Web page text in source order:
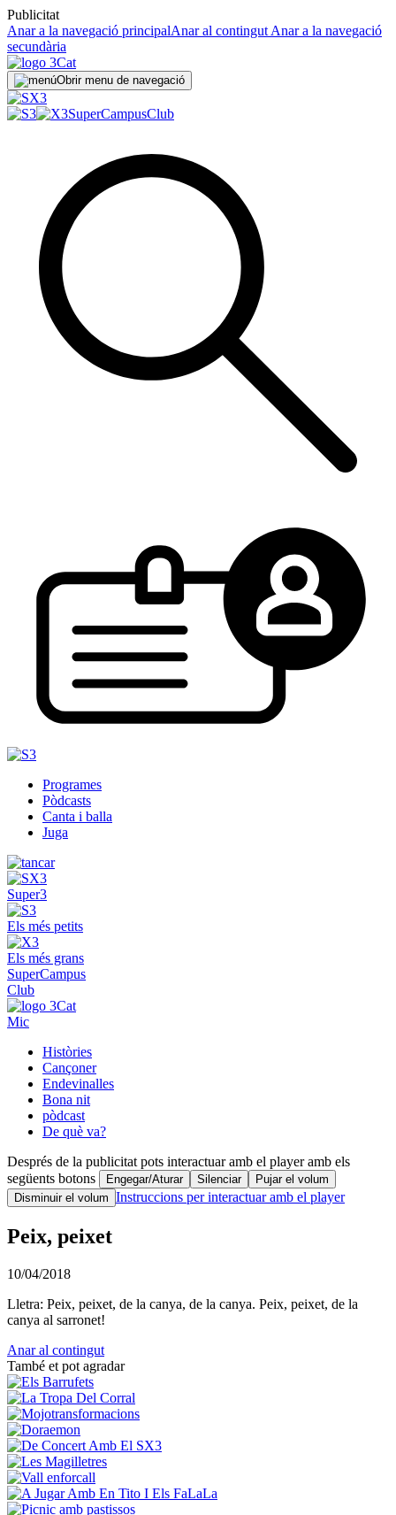
Publicitat
Anar a la navegació principalAnar al contingut Anar a la navegació
secundària
Obrir menu de navegació
SuperCampusClub
Programes
Pòdcasts
Canta i balla
Juga
Super3
Els més petits
Els més grans
SuperCampus
Club
Mic
Històries
Cançoner
Endevinalles
Bona nit
pòdcast
De què va?
Després de la publicitat pots interactuar amb el player amb els
següents botons
Engegar/Aturar Silenciar
Pujar el volum
Disminuir el volum Instruccions per interactuar amb el player
Peix, peixet
10/04/2018
Lletra: Peix, peixet, de la canya, de la canya. Peix, peixet, de la
canya al sarronet!
Anar al contingut
També et pot agradar